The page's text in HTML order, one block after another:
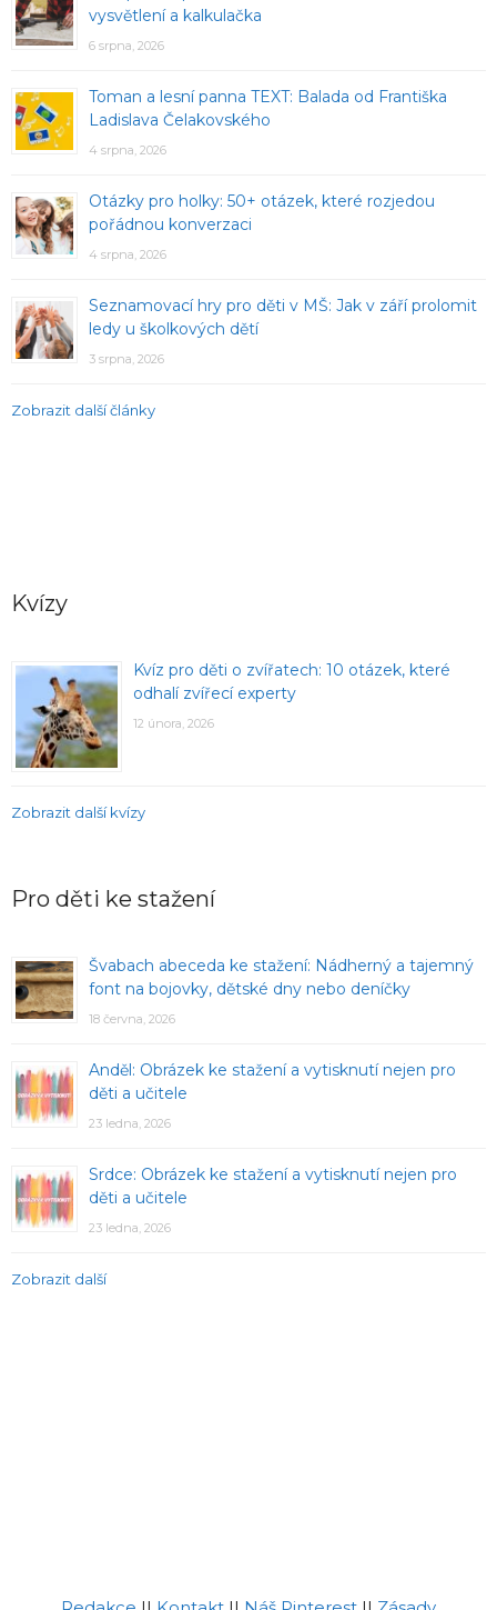
vysvětlení a kalkulačka
6 srpna, 2026
Toman a lesní panna TEXT: Balada od Františka
Ladislava Čelakovského
4 srpna, 2026
Otázky pro holky: 50+ otázek, které rozjedou
pořádnou konverzaci
4 srpna, 2026
Seznamovací hry pro děti v MŠ: Jak v září prolomit
ledy u školkových dětí
3 srpna, 2026
Zobrazit další články
Kvízy
Kvíz pro děti o zvířatech: 10 otázek, které
odhalí zvířecí experty
12 února, 2026
Zobrazit další kvízy
Pro děti ke stažení
Švabach abeceda ke stažení: Nádherný a tajemný
font na bojovky, dětské dny nebo deníčky
18 června, 2026
Anděl: Obrázek ke stažení a vytisknutí nejen pro
děti a učitele
23 ledna, 2026
Srdce: Obrázek ke stažení a vytisknutí nejen pro
děti a učitele
23 ledna, 2026
Zobrazit další